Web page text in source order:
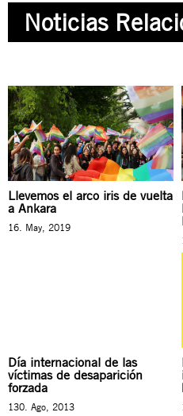
Noticias
Llevemos el arco iris de vuelta
a Ankara
16. May, 2019
Día internacional de las
víctimas de desaparición
forzada
130. Ago, 2013